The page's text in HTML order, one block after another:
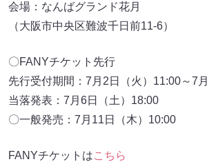
会場：なんばグランド花月
（大阪市中央区難波千日前11-6）
〇FANYチケット先行
先行受付期間：7月2日（火）11:00～7
当落発表：7月6日（土）18:00
〇一般発売：7月11日（木）10:00
FANYチケットはこちら